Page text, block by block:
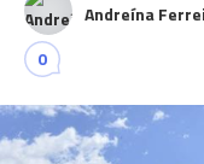
Andreína
0